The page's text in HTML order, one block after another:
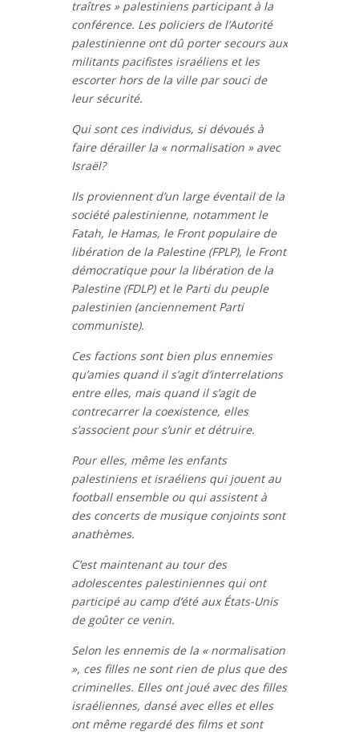
traîtres » palestiniens participant à la
conférence. Les policiers de l’Autorité
palestinienne ont dû porter secours aux
militants pacifistes israéliens et les
escorter hors de la ville par souci de
leur sécurité.
Qui sont ces individus, si dévoués à
faire dérailler la « normalisation » avec
Israël?
Ils proviennent d’un large éventail de la
société palestinienne, notamment le
Fatah, le Hamas, le Front populaire de
libération de la Palestine (FPLP), le Front
démocratique pour la libération de la
Palestine (FDLP) et le Parti du peuple
palestinien (anciennement Parti
communiste).
Ces factions sont bien plus ennemies
qu’amies quand il s’agit d’interrelations
entre elles, mais quand il s’agit de
contrecarrer la coexistence, elles
s’associent pour s’unir et détruire.
Pour elles, même les enfants
palestiniens et israéliens qui jouent au
football ensemble ou qui assistent à
des concerts de musique conjoints sont
anathèmes.
C’est maintenant au tour des
adolescentes palestiniennes qui ont
participé au camp d’été aux États-Unis
de goûter ce venin.
Selon les ennemis de la « normalisation
», ces filles ne sont rien de plus que des
criminelles. Elles ont joué avec des filles
israéliennes, dansé avec elles et elles
ont même regardé des films et sont